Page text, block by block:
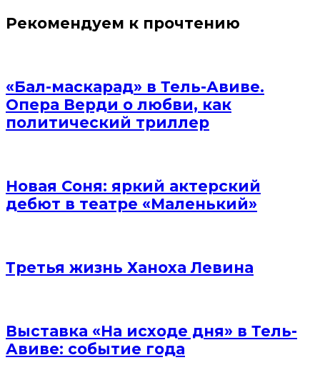
Рекомендуем к прочтению
«Бал-маскарад» в Тель-Авиве.
Опера Верди о любви, как
политический триллер
Новая Соня: яркий актерский
дебют в театре «Маленький»
Третья жизнь Ханоха Левина
Выставка «На исходе дня» в Тель-
Авиве: событие года